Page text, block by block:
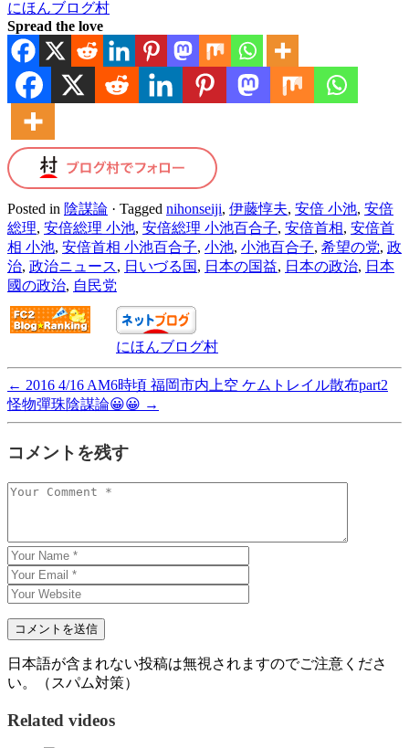
にほんブログ村
Spread the love
Posted in 陰謀論 · Tagged nihonseiji, 伊藤惇夫, 安倍 小池, 安倍
総理, 安倍総理 小池, 安倍総理 小池百合子, 安倍首相, 安倍首
相 小池, 安倍首相 小池百合子, 小池, 小池百合子, 希望の党, 政
治, 政治ニュース, 日いづる国, 日本の国益, 日本の政治, 日本
國の政治, 自民党
にほんブログ村
← 2016 4/16 AM6時頃 福岡市内上空 ケムトレイル散布part2
怪物彈珠陰謀論😀😀 →
コメントを残す
日本語が含まれない投稿は無視されますのでご注意くださ
い。（スパム対策）
Related videos